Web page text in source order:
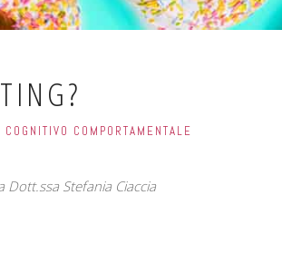
COMPORTAMENTALE
Dott.ssa Stefania Ciaccia